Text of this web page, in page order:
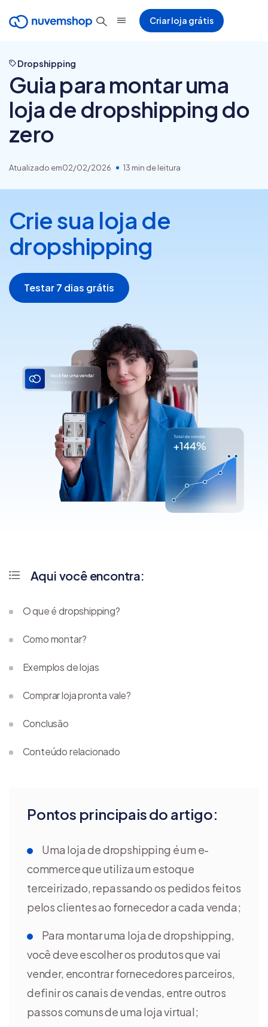
Criar loja grátis
Dropshipping
Guia para montar uma
loja de dropshipping do
zero
Atualizado em02/02/2026 13 min de leitura
Crie sua loja de
dropshipping
Testar 7 dias grátis
Pontos principais do artigo:
Uma loja de dropshipping é um e-
commerce que utiliza um estoque
terceirizado, repassando os pedidos feitos
pelos clientes ao fornecedor a cada venda;
Para montar uma loja de dropshipping,
você deve escolher os produtos que vai
vender, encontrar fornecedores parceiros,
definir os canais de vendas, entre outros
passos comuns de uma loja virtual;
Aqui você encontra:
O que é dropshipping?
Como montar?
Exemplos de lojas
Comprar loja pronta vale?
Conclusão
Conteúdo relacionado